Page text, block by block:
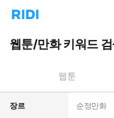
리
홈
으
턴
트
웹툰/만화 키워드
웹툰
장르 순정만화